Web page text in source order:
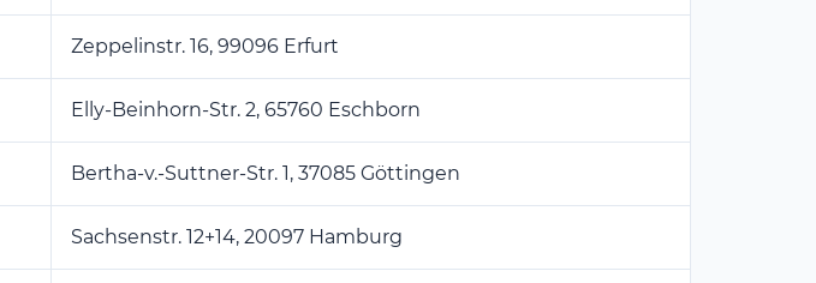
Zeppelinstr. 16, 99096 Erfurt
Elly-Beinhorn-Str. 2, 65760 Eschborn
Bertha-v.-Suttner-Str. 1, 37085 Göttingen
Sachsenstr. 12+14, 20097 Hamburg